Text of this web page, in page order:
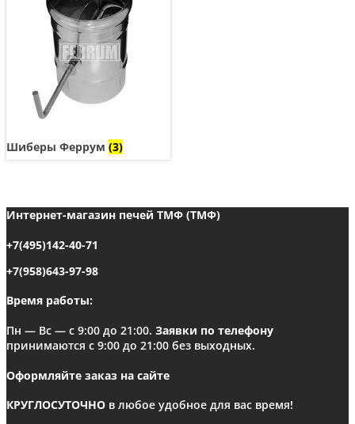
Шиберы Феррум (3)
Интернет-магазин печей ТМФ (ТМФ)
+7(495)142-40-71
+7(958)643-97-98
Время работы:
Пн — Вс — с 9:00 до 21:00. Заявки по телефону
принимаются с 9:00 до 21:00 без выходных.
Оформляйте заказ на сайте
КРУГЛОСУТОЧНО в любое удобное для вас время!